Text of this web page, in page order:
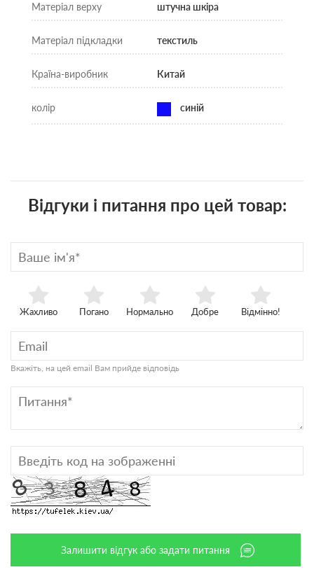
Матеріал верху штучна шкіра
Матеріал підкладки текстиль
Країна-виробник Китай
колір синій
Відгуки і питання про цей товар:
Жахливо Погано Нормально Добре Відмінно!
Вкажіть, на цей email Вам прийде відповідь
Залишити відгук або задати питання